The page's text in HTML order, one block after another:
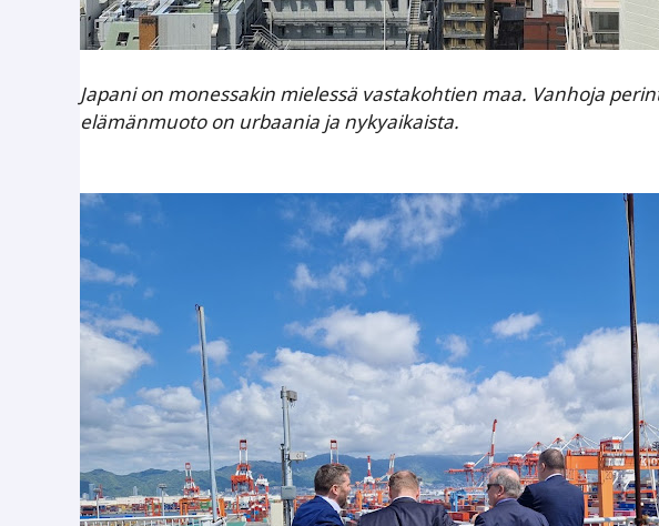
Japani on monessakin mielessä vastakohtien maa. Vanhoja
elämänmuoto on urbaania ja nykyaikaista.